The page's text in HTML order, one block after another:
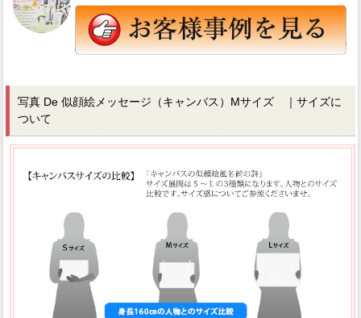
写真 De 似顔絵メッセージ（キャンバス）Mサイズ ｜サイズに
ついて